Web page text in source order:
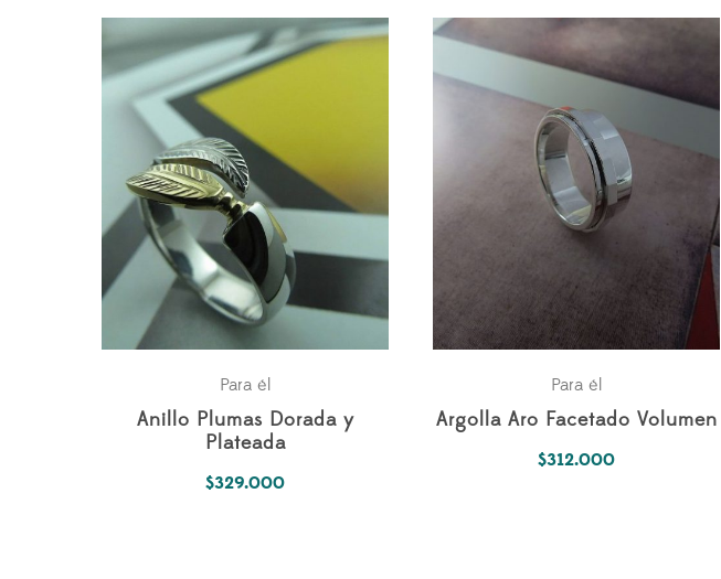
Para él
Anillo Plumas Dorada y
Plateada
$329.000
Para él
Argolla Aro Facetado Volumen
$312.000